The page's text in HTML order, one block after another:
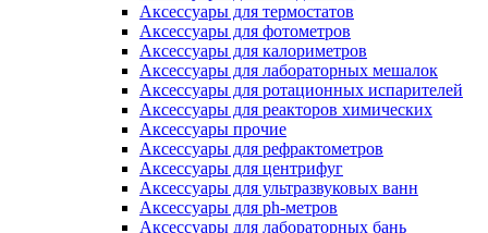
Аксессуары для термостатов
Аксессуары для фотометров
Аксессуары для калориметров
Аксессуары для лабораторных мешалок
Аксессуары для ротационных испарителей
Аксессуары для реакторов химических
Аксессуары прочие
Аксессуары для рефрактометров
Аксессуары для центрифуг
Аксессуары для ультразвуковых ванн
Аксессуары для ph-метров
Аксессуары для лабораторных бань